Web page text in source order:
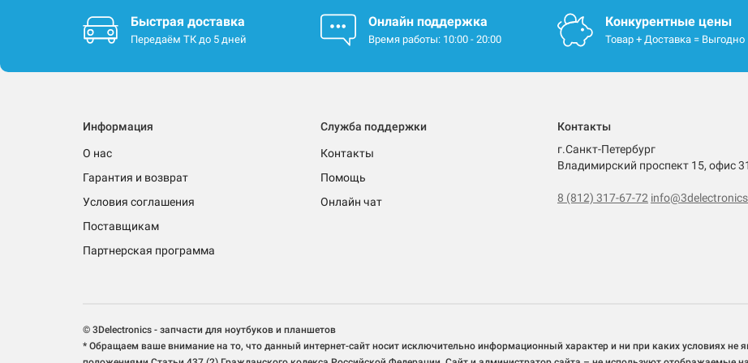
Быстрая доставка
Передаём ТК до 5 дней
Онлайн поддержка
Время работы: 10:00 - 20:00
Конкурентные цены
Товар + Доставка = Выгодно
Информация
О нас
Гарантия и возврат
Условия соглашения
Поставщикам
Партнерская программа
Служба поддержки
Контакты
Помощь
Онлайн чат
Контакты
г.Санкт-Петербург
Владимирский проспект 15, офис 31
8 (812) 317-67-72
© 3Delectronics - запчасти для ноутбуков и планшетов
* Обращаем ваше внимание на то, что данный интернет-сайт носит исключительно информационный характер и ни при каких условиях не